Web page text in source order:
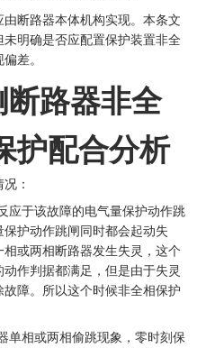
断路器本体机构实现。本条文
明确是否应配置保护装置非全
差。
断路器非全
护配合分析
：
于该故障的电气量保护动作跳
护动作跳闸同时都会起动失
或两相断路器发生失灵，这个
作判据都满足，但是由于失灵
障。所以这个时候非全相保护
相或两相偷跳现象，零时刻保